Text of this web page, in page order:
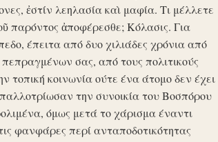
ἐστίν λεηλασία καὶ μαφία. Τι μέλλετε
παρόντος ἀποφέρεσθε; Κόλασις. Για
έπειτα από δυο χιλιάδες χρόνια από
σας, από τους πολιτικούς
τοπική κοινωνία ούτε ένα άτομο δεν έχει
την συνοικία του Βοσπόρου
όμως μετά το χάρισμα έναντι
φανφάρες περί ανταποδοτικότητας